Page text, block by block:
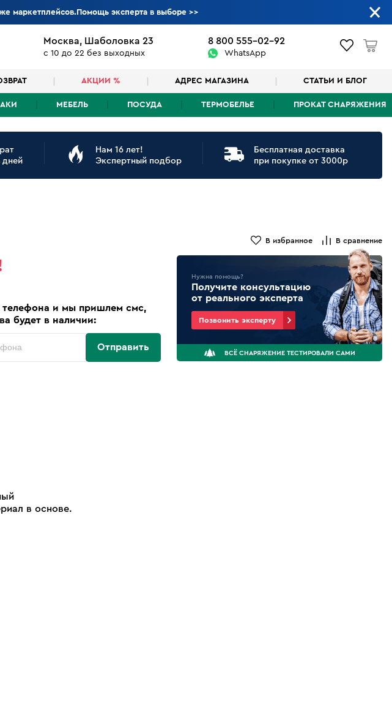
маркетплейсов.Помощь эксперта в выборе>>
Москва, Шаболовка 23
с 10 до 22 без выходных
8 800 555-02-92
WhatsApp
АКЦИИ % АДРЕС МАГАЗИНА СТАТЬИ И БЛОГ
МЕБЕЛЬ ПОСУДА ТЕРМОБЕЛЬЕ ПРОКАТ СНАРЯЖЕНИЯ
дней
Нам 16 лет!
Экспертный подбор
Бесплатная доставка
при покупке от 3000р
В избранное В сравнение
телефона и мы пришлем смс,
будет в наличии:
Отправить
Нужна помощь?
Получите консультацию
от реального эксперта
Позвонить эксперту
ВСЁ СНАРЯЖЕНИЕ ТЕСТИРОВАЛИ САМИ
в основе.